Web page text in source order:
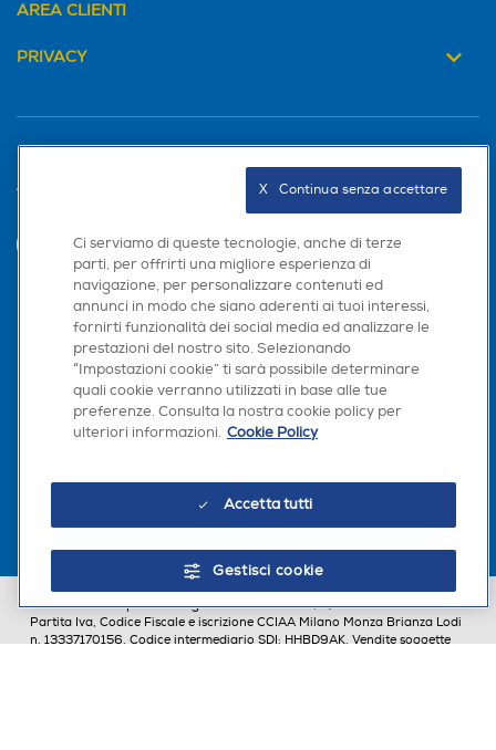
AREA CLIENTI
PRIVACY
Trova negozio
INVIA
Seguici sui social
Scarica la nostra app
Euronics Italia SpA. Sede legale Via Montefeltro, 6/a 20156 Milano
Partita Iva, Codice Fiscale e iscrizione CCIAA Milano Monza Brianza Lodi
n. 13337170156. Codice intermediario SDI: HHBD9AK. Vendite soggette
Ci serviamo di queste tecnologie, anche di terze
parti, per offrirti una migliore esperienza di
navigazione, per personalizzare contenuti ed
annunci in modo che siano aderenti ai tuoi interessi,
fornirti funzionalità dei social media ed analizzare le
prestazioni del nostro sito. Selezionando
“Impostazioni cookie” ti sarà possibile determinare
quali cookie verranno utilizzati in base alle tue
preferenze. Consulta la nostra cookie policy per
ulteriori informazioni. Cookie Policy
Accetta tutti
Gestisci cookie
X   Continua senza accettare